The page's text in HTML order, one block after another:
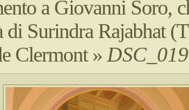
a Giovanni Soro,
di Surindra Rajabhat
Clermont»